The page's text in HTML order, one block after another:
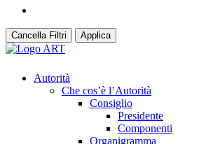
Cancella Filtri Applica
Autorità
Che cos’è l’Autorità
Consiglio
Presidente
Componenti
Organigramma